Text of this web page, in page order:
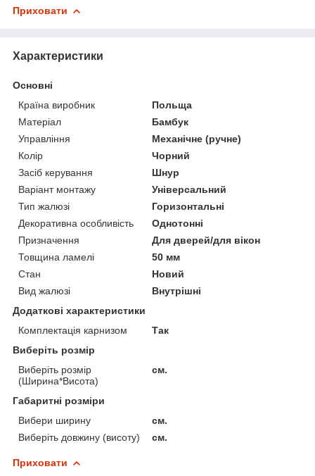
Приховати
Характеристики
Основні
Країна виробник
Польща
Матеріал
Бамбук
Управління
Механічне (ручне)
Колір
Чорний
Засіб керування
Шнур
Варіант монтажу
Універсальний
Тип жалюзі
Горизонтальні
Декоративна особливість
Однотонні
Призначення
Для дверей/для вікон
Товщина ламелі
50 мм
Стан
Новий
Вид жалюзі
Внутрішні
Додаткові характеристики
Комплектація карнизом
Так
Виберіть розмір
Виберіть розмір
(Ширина*Висота)
см.
Габаритні розміри
Вибери ширину
см.
Виберіть довжину (висоту)
см.
Приховати